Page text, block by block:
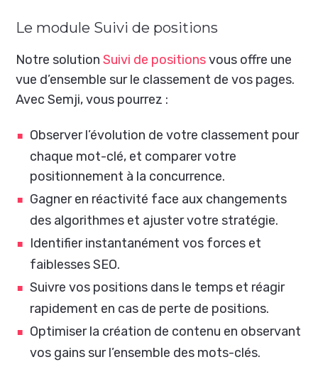
Le module Suivi de positions
Notre solutionSuivi de positionsvous offre une
vue d’ensemble sur le classement de vos pages.
Avec Semji, vous pourrez :
Observer l’évolution de votre classement pour
chaque mot-clé, et comparer votre
positionnement à la concurrence.
Gagner en réactivité face aux changements
des algorithmes et ajuster votre stratégie.
Identifier instantanément vos forces et
faiblesses SEO.
Suivre vos positions dans le temps et réagir
rapidement en cas de perte de positions.
Optimiser la création de contenu en observant
vos gains sur l’ensemble des mots-clés.